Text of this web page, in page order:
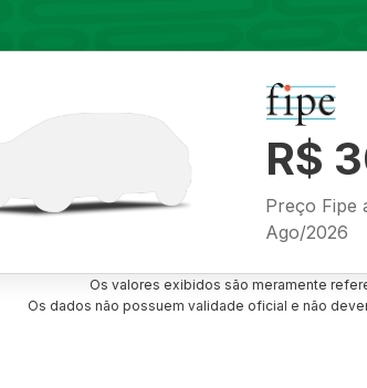
R$
Preço Fipe
Ago/2026
Os valores exibidos são meramente
Os dados não possuem validade oficial e não